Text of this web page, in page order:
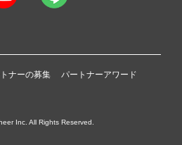
ナーの募集 パートナーアワード
Inc. All Rights Reserved.